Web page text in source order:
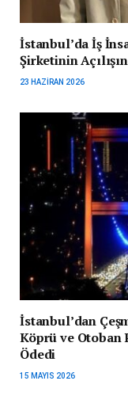
İstanbul’da İş
Şirketinin
23 HAZIRAN 2026
İstanbul’dan
Köprü ve Otoban
Ödedi
15 MAYIS 2026